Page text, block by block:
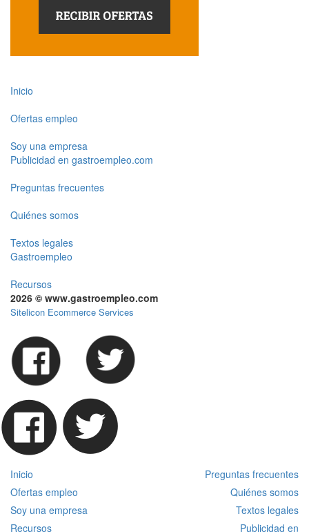
Inicio
Ofertas empleo
Soy una empresa
Publicidad en gastroempleo.com
Preguntas frecuentes
Quiénes somos
Textos legales
Gastroempleo
Recursos
2026 © www.gastroempleo.com
Sitelicon Ecommerce Services
Inicio
Preguntas frecuentes
Ofertas empleo
Quiénes somos
Soy una empresa
Textos legales
Recursos
Publicidad en